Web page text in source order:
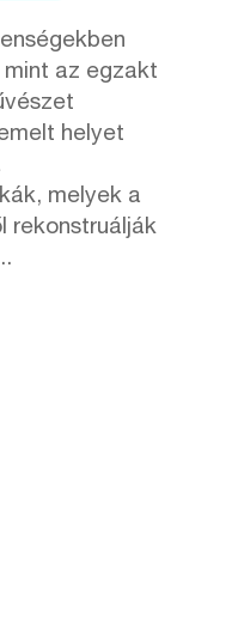
mint az egzakt
helyet
melyek a
rekonstruálják